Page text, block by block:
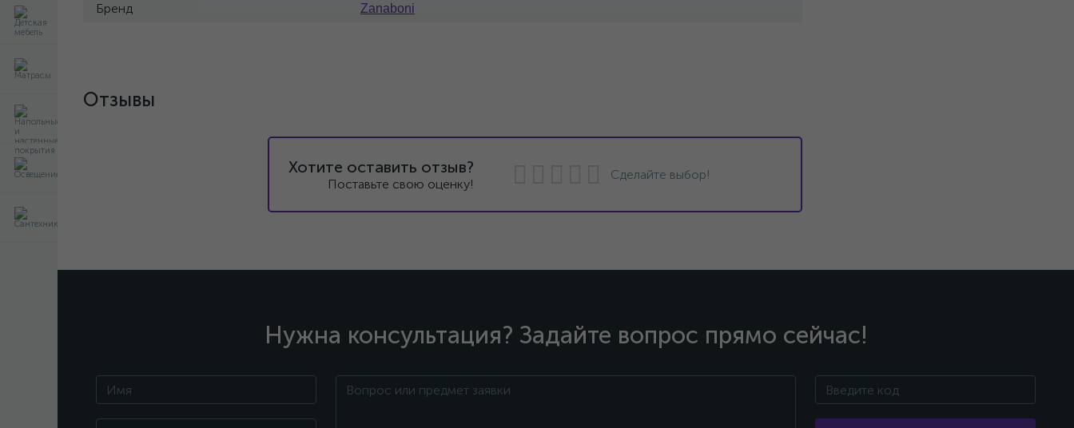
Бренд Zanaboni
Отзывы
Хотите оставить отзыв?
Поставьте свою оценку!
Сделайте выбор!
Нужна консультация? Задайте вопрос прямо сейчас!